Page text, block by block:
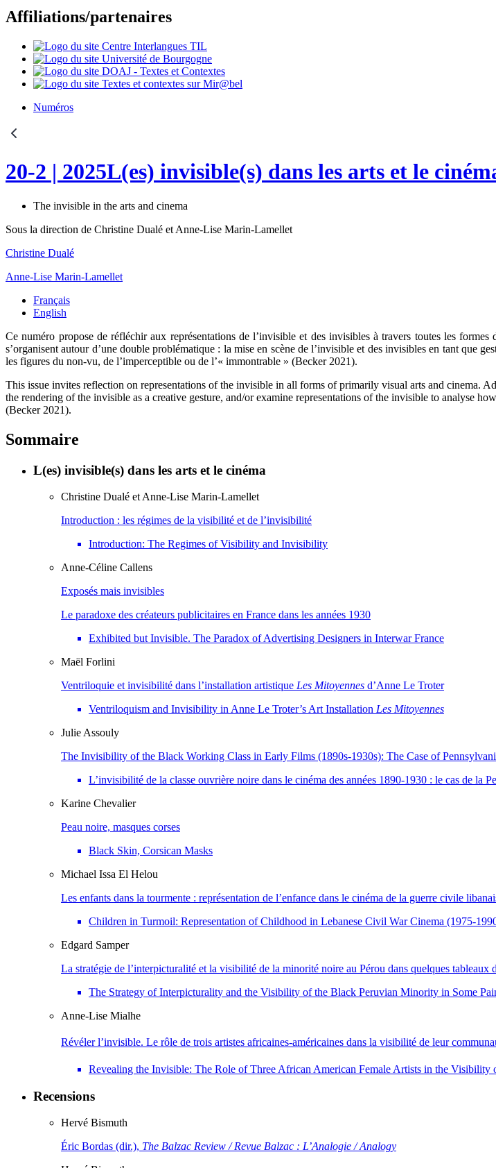
Affiliations/partenaires
Numéros
20-2 | 2025L(es) invisible(s) dans les arts et le
The invisible in the arts and cinema
Sous la direction de Christine Dualé et Anne-Lise Marin-Lamellet
Christine Dualé
Anne-Lise Marin-Lamellet
Français
English
Cenuméro propose de réfléchir aux représentations de l’invisible et des invisibles à travers toutes les
s’organisent autour d’une double problématique : la mise en scène de l’invisible et des invisibles en tant que
les figures du non-vu, de l’imperceptible ou de l’« immontrable » (Becker 2021).
This issue invites reflection on representations of the invisible in all forms of primarily visual arts and cinema.
the rendering of the invisible as a creative gesture, and/or examine representations of the invisible to analyse
(Becker 2021).
Sommaire
L(es) invisible(s) dans les arts et le cinéma
Christine Dualé et Anne-Lise Marin-Lamellet
Introduction : les régimes de la visibilité et de l’invisibilité
Introduction: The Regimes of Visibility and Invisibility
Anne-Céline Callens
Exposés mais invisibles
Le paradoxe des créateurs publicitaires en France dans les années 1930
Exhibited but Invisible. The Paradox of Advertising Designers in Interwar France
Maël Forlini
Ventriloquie et invisibilité dans l’installation artistique Les Mitoyennes d’Anne Le Troter
Ventriloquism and Invisibility in Anne Le Troter’s Art Installation Les Mitoyennes
Julie Assouly
The Invisibility of the Black Working Class in Early Films (1890s-1930s): The Case of
L’invisibilité de la classe ouvrière noire dans le cinéma des années 1890-1930 : le cas de la
Karine Chevalier
Peau noire, masques corses
Black Skin, Corsican Masks
Michael Issa El Helou
Les enfants dans la tourmente : représentation de l’enfance dans le cinéma de la guerre civile
Children in Turmoil: Representation of Childhood in Lebanese Civil War Cinema (1975-
Edgard Samper
La stratégie de l’interpicturalité et la visibilité de la minorité noire au Pérou dans quelques
The Strategy of Interpicturality and the Visibility of the Black Peruvian Minority in Some
Anne-Lise Mialhe
Révéler l’invisible. Le rôle de trois artistes africaines-américaines dans la visibilité de leur
Revealing the Invisible: The Role of Three African American Female Artists in the
Recensions
Hervé Bismuth
Éric Bordas (dir.), The Balzac Review / Revue Balzac : L’Analogie / Analogy